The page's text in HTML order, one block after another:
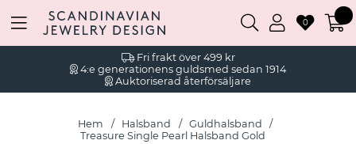
Fri frakt över 499 kr
4:e generationens guldsmed sedan 1914
Auktoriserad återförsäljare
0
Hem Halsband
Guldhalsband
Treasure Single Pearl Halsband Gold